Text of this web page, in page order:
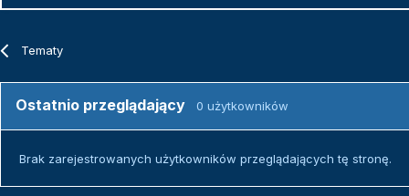
Tematy
Ostatnio przeglądający 0 użytkowników
Brak zarejestrowanych użytkowników przeglądających tę stronę.